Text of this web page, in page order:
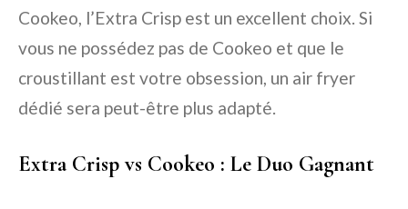
Cookeo, l’Extra Crisp est un excellent choix. Si
vous ne possédez pas de Cookeo et que le
croustillant est votre obsession, un air fryer
dédié sera peut-être plus adapté.
Extra Crisp vs Cookeo : Le Duo Gagnant